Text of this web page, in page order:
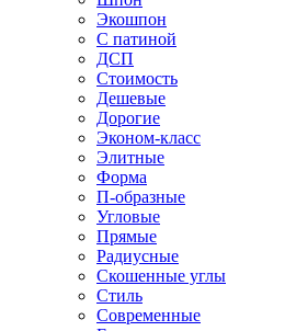
Экошпон
С патиной
ДСП
Стоимость
Дешевые
Дорогие
Эконом-класс
Элитные
Форма
П-образные
Угловые
Прямые
Радиусные
Скошенные углы
Стиль
Современные